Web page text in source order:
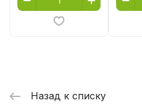
менее
Назад к списку